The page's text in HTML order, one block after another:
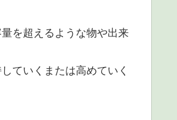
を超えるような物や出来
ていくまたは高めていく